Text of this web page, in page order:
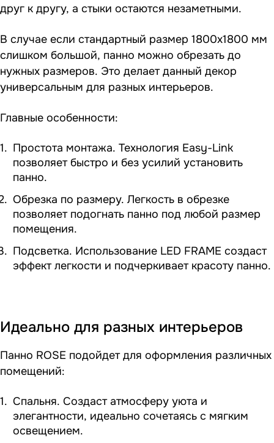
друг к другу, а стыки остаются незаметными.
В случае если стандартный размер 1800х1800 мм
слишком большой, панно можно обрезать до
нужных размеров. Это делает данный декор
универсальным для разных интерьеров.
Главные особенности:
Простота монтажа. Технология Easy-Link
позволяет быстро и без усилий установить
панно.
Обрезка по размеру. Легкость в обрезке
позволяет подогнать панно под любой размер
помещения.
Подсветка. Использование LED FRAME создаст
эффект легкости и подчеркивает красоту панно.
Идеально для разных интерьеров
Панно ROSE подойдет для оформления различных
помещений:
Спальня. Создаст атмосферу уюта и
элегантности, идеально сочетаясь с мягким
освещением.